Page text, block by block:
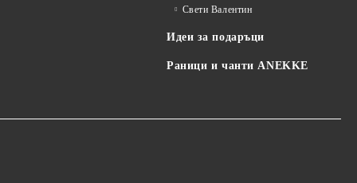
Свети Валентин
Идеи за подаръци
Раници и чанти ANEKKE